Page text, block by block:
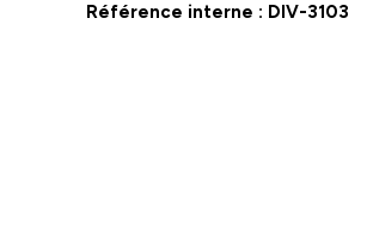
Référence interne : DIV-3103